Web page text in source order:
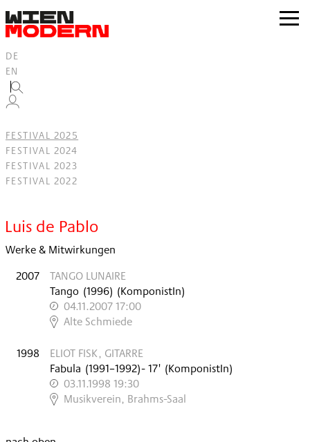
springen
zur
DE
EN
FESTIVAL 2025
FESTIVAL 2024
FESTIVAL 2023
FESTIVAL 2022
Luis de Pablo
Werke & Mitwirkungen
2007
TANGO LUNAIRE
Tango (1996) (KomponistIn)
04.11.2007 17:00
,
Alte Schmiede
1998
ELIOT FISK, GITARRE
Fabula (1991–1992)- 17' (KomponistIn)
03.11.1998 19:30
,
Musikverein, Brahms-Saal